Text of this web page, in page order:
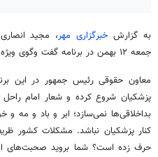
به گزارشخبرگزاری مهر، مجید
جمعه ۱۲ بهمن در برنامه گفت وگوی ویژه خبری حضور یافت.
معاون حقوقی رئیس جمهور در این
پزشکیان شروع کرده و شعار امام
بداخلاقی‌ها نمی‌سازد؛ ابر و باد و مه
کنار پزشکیان نباشد. مشکلات کشور
حرف زده است؟ شما بروید صحبت‌های